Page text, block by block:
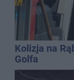
Kolizja na
Golfa